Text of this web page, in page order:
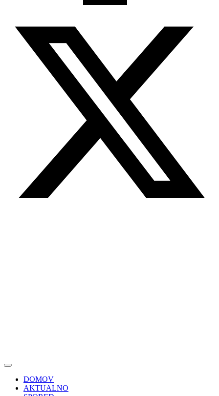
DOMOV
AKTUALNO